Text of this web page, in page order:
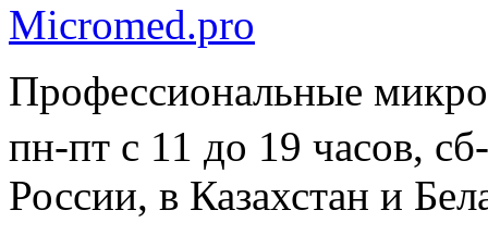
Micromed.pro
Профессиональные
пн-пт с 11 до 19 часов,
России, в Казахстан и